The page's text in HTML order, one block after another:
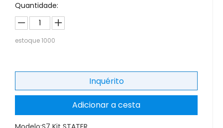
Quantidade:
estoque1000
Inquérito
Adicionar a cesta